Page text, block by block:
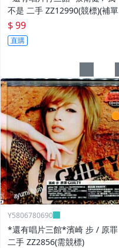
不是 二手 ZZ12990(競標)(補單
$ 99
直購
Y5806780690
*還有唱片三館*濱崎 步 / 原罪
二手 ZZ2856(需競標)